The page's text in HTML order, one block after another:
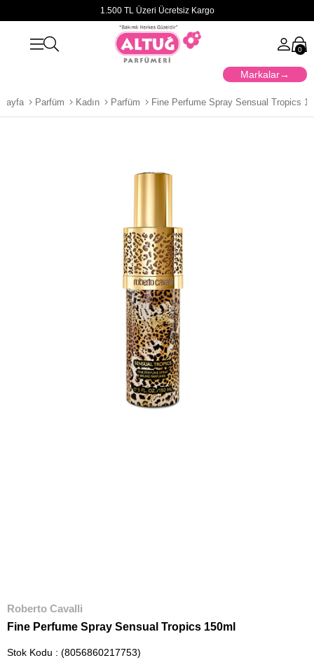
1.500 TL Üzeri Ücretsiz Kargo
0
Markalar
Parfüm Kadın Parfüm Fine Perfume Spray Sensual Tropics
Roberto Cavalli
Fine Perfume Spray Sensual Tropics 150ml
Stok Kodu (8056860217753)